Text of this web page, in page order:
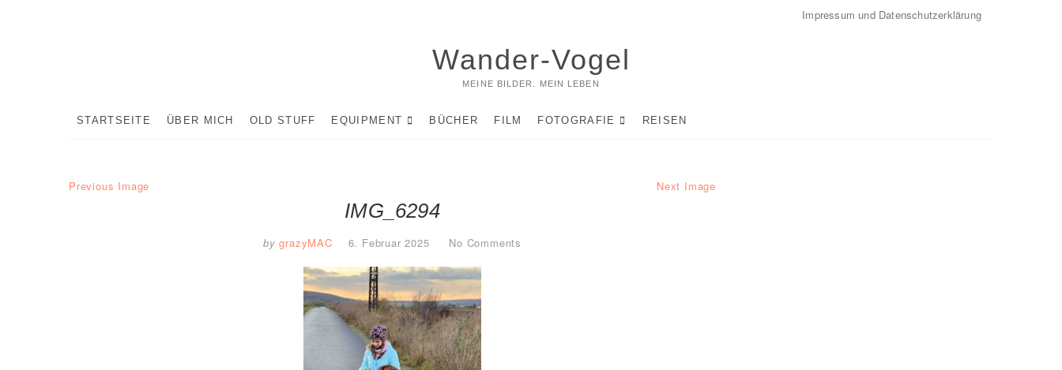
Impressum und Datenschutzerklärung
Wander-Vogel
MEINE BILDER. MEIN LEBEN
STARTSEITE ÜBER MICH OLD STUFF EQUIPMENT BÜCHER FILM FOTOGRAFIE REISEN
Previous Image Next Image
IMG_6294
by grazyMAC 6. Februar 2025 No Comments